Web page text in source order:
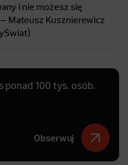
i nie możesz się
Mateusz Kusznierewicz
ponad 100 tys. osób.
Obserwuj